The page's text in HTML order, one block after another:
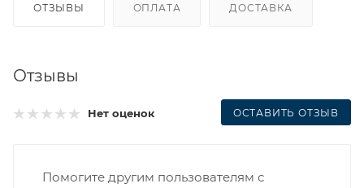
ОТЗЫВЫ ОПЛАТА ДОСТАВКА
Отзывы
Нет оценок ОСТАВИТЬ ОТЗЫВ
Помогите другим пользователям с